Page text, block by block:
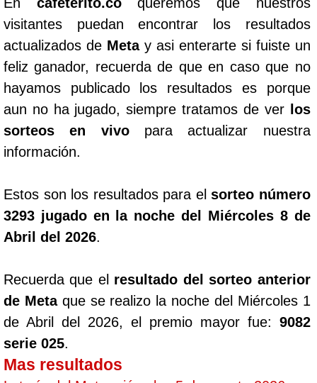
visitantes puedan encontrar los resultados
actualizados de Metay asi enterarte si fuiste un
feliz ganador, recuerda de que en caso que no
hayamos publicado los resultados es porque
aun no ha jugado, siempre tratamos de ver
los
sorteos en vivopara actualizar nuestra
información.
Estos son los resultados para elsorteo número
3293 jugado en la noche del Miércoles 8 de
Abril del 2026.
Recuerda que el resultado del sorteo anterior
de Metaque se realizo la noche del Miércoles 1
de Abril del 2026, el premio mayor fue: 9082
serie 025.
Mas resultados